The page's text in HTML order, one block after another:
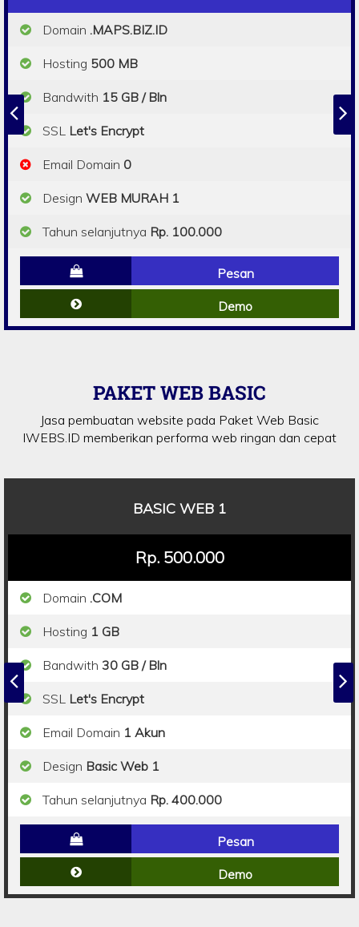
Domain .MAPS.BIZ.ID
Hosting 500 MB
Bandwith 15 GB / Bln
SSL Let's Encrypt
Email Domain 0
Design WEB MURAH 1
Tahun selanjutnya Rp. 100.000
Pesan
Demo
PAKET WEB BASIC
Jasa pembuatan website pada Paket Web Basic
IWEBS.ID memberikan performa web ringan dan cepat
BASIC WEB 1
Rp. 500.000
Domain .COM
Hosting 1 GB
Bandwith 30 GB / Bln
SSL Let's Encrypt
Email Domain 1 Akun
Design Basic Web 1
Tahun selanjutnya Rp. 400.000
Pesan
Demo